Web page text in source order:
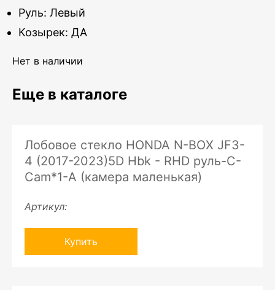
Руль: Левый
Козырек: ДА
Нет в наличии
Еще в каталоге
Лобовое стекло HONDA N-BOX JF3-
4 (2017-2023)5D Hbk - RHD руль-C-
Cam*1-A (камера маленькая)
Артикул:
Купить